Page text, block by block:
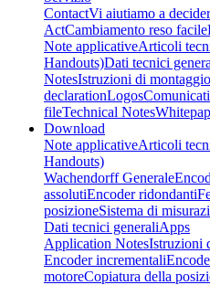
ContactVi aiutiamo a
ActCambiamento reso facile
Note applicativeArticoli
Handouts)Dati tecnici
NotesIstruzioni di montaggio
declarationLogos
fileTechnical Notes
Download
Note applicativeArticoli
Handouts)
Wachendorff Generale
assolutiEncoder ridondanti
posizioneSistema di
Dati tecnici generaliApps
Application NotesIstruzioni
Encoder incrementali
motoreCopiatura della